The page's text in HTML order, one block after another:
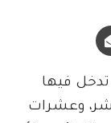
تدخل فيها
وعشرات